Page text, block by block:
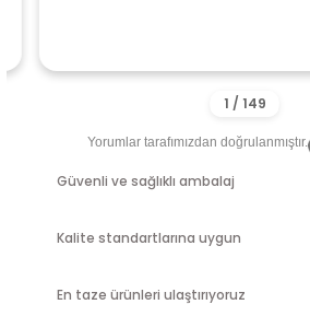
Yorumlar tarafımızdan doğrulanmıştır.
Güvenli ve sağlıklı ambalaj
Kalite standartlarına uygun
En taze ürünleri ulaştırıyoruz